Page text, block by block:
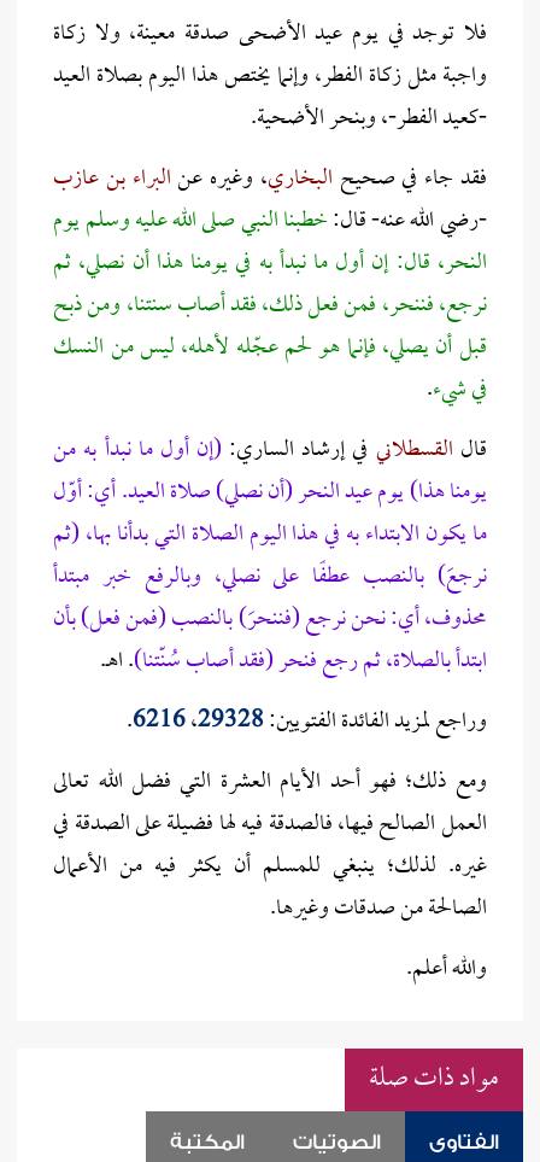
فلا توجد في يوم عيد الأضحى صدقة معينة، ولا زكاة
واجبة مثل زكاة الفطر، وإنما يختص هذا اليوم بصلاة العيد
-كعيد الفطر-، وبنحر الأضحية.
فقد جاء في صحيح البخاري، وغيره عنالبراء بن عازب
-رضي الله عنه- قال:خطبنا النبي صلى الله عليه وسلم يوم
النحر، قال: إن أول ما نبدأ به في يومنا هذا أن نصلي، ثم
نرجع، فننحر، فمن فعل ذلك، فقد أصاب سنتنا، ومن ذبح
قبل أن يصلي، فإنما هو لحم عجّله لأهله، ليس من النسك
في شيء.
قال القسطلاني في إرشاد الساري: (إن أول ما نبدأ به من
يومنا هذا) يوم عيد النحر (أن نصلي) صلاة العيد. أي: أوّل
ما يكون الابتداء به في هذا اليوم الصلاة التي بدأنا بها، (ثم
نرجعَ) بالنصب عطفًا على نصلي، وبالرفع خبر مبتدأ
محذوف، أي: نحن نرجع (فننحرَ) بالنصب (فمن فعل) بأن
ابتدأ بالصلاة، ثم رجع فنحر (فقد أصاب سُنّتنا). اهـ.
وراجع لمزيد الفائدة الفتويين:29328،6216
.
ومع ذلك؛ فهو أحد الأيام العشرة التي فضل الله تعالى
العمل الصالح فيها، فالصدقة فيه لها فضيلة على الصدقة في
غيره. لذلك؛ ينبغي للمسلم أن يكثر فيه من الأعمال
الصالحة من صدقات وغيرها.
والله أعلم.
مواد ذات صلة
الفتاوى الصوتيات المكتبة